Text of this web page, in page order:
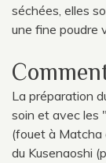
séchées, elles
une fine poudre
La préparation
soin et avec les
(fouet à Matcha
du Kusenaoshi